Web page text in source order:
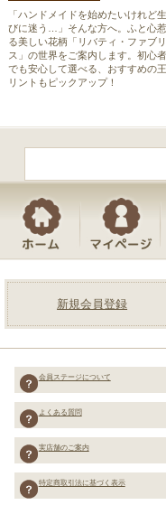
「ハンドメイドを始めたいけれど
びに迷う…」そんな方へ。ふと心
る美しい花柄「リバティ・ファブ
ス」の世界をご案内します。初心
でも安心して選べる、おすすめの
リントもピックアップ！
新規会員登録
会員ステージについて
よくある質問
実店舗のご案内
特定商取引法に基づく表示